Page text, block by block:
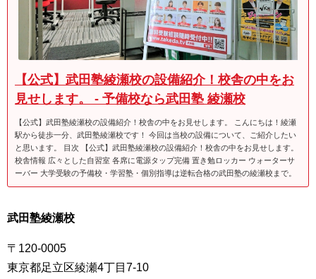
【公式】武田塾綾瀬校の設備紹介！校舎の中をお
見せします。 - 予備校なら武田塾 綾瀬校
【公式】武田塾綾瀬校の設備紹介！校舎の中をお見せします。 こんにちは！綾瀬
駅から徒歩一分、武田塾綾瀬校です！ 今回は当校の設備について、ご紹介したい
と思います。 目次 【公式】武田塾綾瀬校の設備紹介！校舎の中をお見せします。
校舎情報 広々とした自習室 各席に電源タップ完備 置き勉ロッカー ウォーターサ
ーバー 大学受験の予備校・学習塾・個別指導は逆転合格の武田塾の綾瀬校まで。
武田塾綾瀬校
〒120-0005
東京都足立区綾瀬4丁目7-10